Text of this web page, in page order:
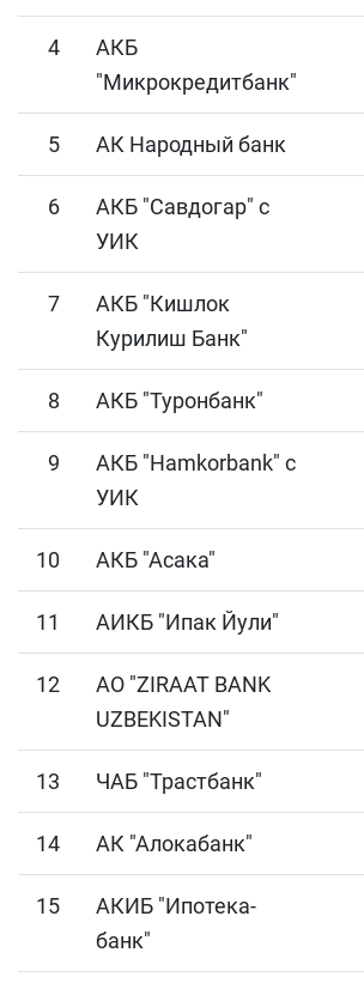
4
АКБ
"Микрокредитбанк"
5 АК Народный банк
6
АКБ "Савдогар" с
УИК
7
АКБ "Кишлок
Курилиш Банк"
8 АКБ "Туронбанк"
9
АКБ "Hamkorbank" с
УИК
10 АКБ "Асака"
11 АИКБ "Ипак Йули"
12
АО "ZIRAAT BANK
UZBEKISTAN"
13 ЧАБ "Трастбанк"
14 АК "Алокабанк"
15
АКИБ "Ипотека-
банк"